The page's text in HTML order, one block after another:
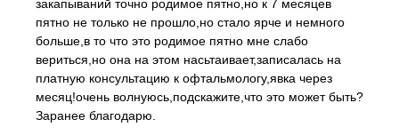
закапываний точно родимое пятно,но к 7 месяцев
пятно не только не прошло,но стало ярче и немного
больше,в то что это родимое пятно мне слабо
вериться,но она на этом насьтаивает,записалась на
платную консультацию к офтальмологу,явка через
месяц!очень волнуюсь,подскажите,что это может быть?
Заранее благодарю.